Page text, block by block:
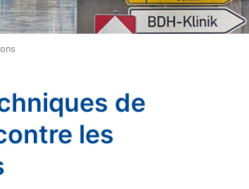
de
les